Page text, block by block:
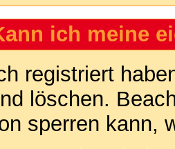
ich meine
registriert
löschen.
sperren kann,